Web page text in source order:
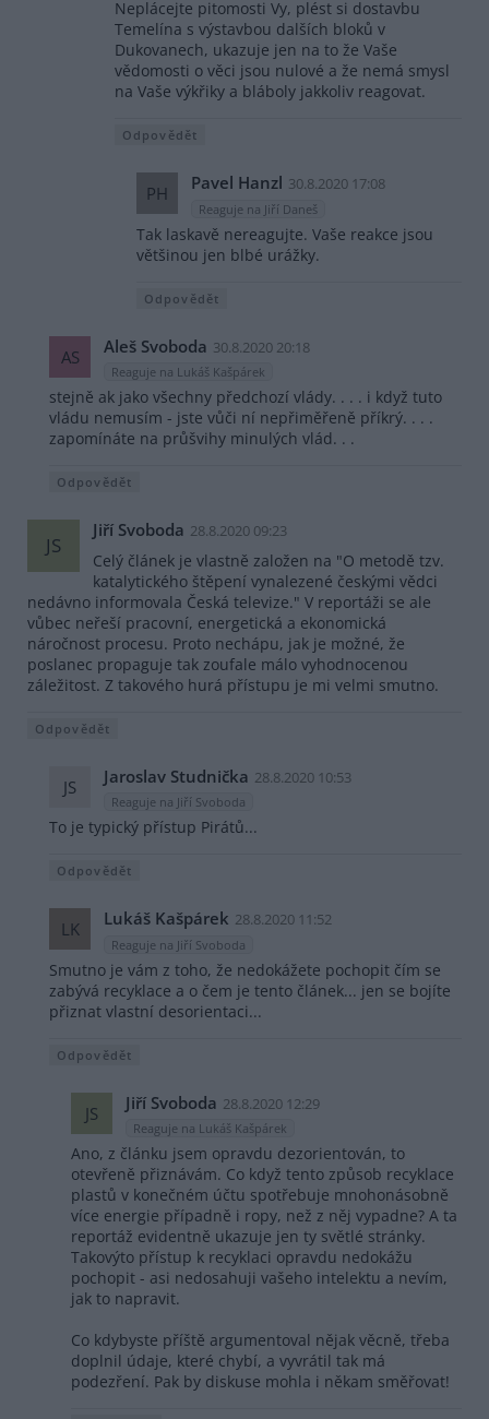
Neplácejte pitomosti Vy, plést si dostavbu
Temelína s výstavbou dalších bloků v
Dukovanech, ukazuje jen na to že Vaše
vědomosti o věci jsou nulové a že nemá smysl
na Vaše výkřiky a bláboly jakkoliv reagovat.
Odpovědět
PH Pavel Hanzl 30.8.2020 17:08
Reaguje na Jiří Daneš
Tak laskavě nereagujte. Vaše reakce jsou
většinou jen blbé urážky.
Odpovědět
AS Aleš Svoboda 30.8.2020 20:18
Reaguje na Lukáš Kašpárek
stejně ak jako všechny předchozí vlády. . . . i když tuto
vládu nemusím - jste vůči ní nepřiměřeně příkrý. . . .
zapomínáte na průšvihy minulých vlád. . .
Odpovědět
JS
Jiří Svoboda 28.8.2020 09:23
Celý článek je vlastně založen na "O metodě tzv.
katalytického štěpení vynalezené českými vědci
nedávno informovala Česká televize." V reportáži se ale
vůbec neřeší pracovní, energetická a ekonomická
náročnost procesu. Proto nechápu, jak je možné, že
poslanec propaguje tak zoufale málo vyhodnocenou
záležitost. Z takového hurá přístupu je mi velmi smutno.
Odpovědět
JS Jaroslav Studnička 28.8.2020 10:53
Reaguje na Jiří Svoboda
To je typický přístup Pirátů...
Odpovědět
LK Lukáš Kašpárek 28.8.2020 11:52
Reaguje na Jiří Svoboda
Smutno je vám z toho, že nedokážete pochopit čím se
zabývá recyklace a o čem je tento článek... jen se bojíte
přiznat vlastní desorientaci...
Odpovědět
JS Jiří Svoboda 28.8.2020 12:29
Reaguje na Lukáš Kašpárek
Ano, z článku jsem opravdu dezorientován, to
otevřeně přiznávám. Co když tento způsob recyklace
plastů v konečném účtu spotřebuje mnohonásobně
více energie případně i ropy, než z něj vypadne? A ta
reportáž evidentně ukazuje jen ty světlé stránky.
Takovýto přístup k recyklaci opravdu nedokážu
pochopit - asi nedosahuji vašeho intelektu a nevím,
jak to napravit.
Co kdybyste příště argumentoval nějak věcně, třeba
doplnil údaje, které chybí, a vyvrátil tak má
podezření. Pak by diskuse mohla i někam směřovat!